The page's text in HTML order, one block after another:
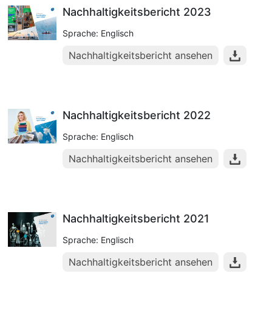
Nachhaltigkeitsbericht 2023
Sprache: Englisch
Nachhaltigkeitsbericht ansehen
Nachhaltigkeitsbericht 2022
Sprache: Englisch
Nachhaltigkeitsbericht ansehen
Nachhaltigkeitsbericht 2021
Sprache: Englisch
Nachhaltigkeitsbericht ansehen